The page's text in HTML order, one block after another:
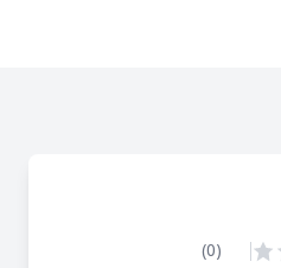
(
0
)